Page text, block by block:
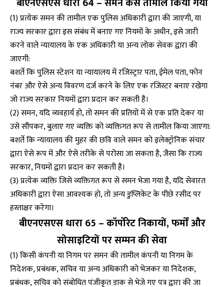
(1) प्रत्येक समन की तामील एक पुलिस अधिकारी द्वारा की जाएगी, या
राज्य सरकार द्वारा इस संबंध में बनाए गए नियमों के अधीन, इसे जारी
करने वाले न्यायालय के एक अधिकारी या अन्य लोक सेवक द्वारा की
जाएगी:
बशर्ते कि पुलिस स्टेशन या न्यायालय में रजिस्ट्रार पता, ईमेल पता, फोन
नंबर और ऐसे अन्य विवरण दर्ज करने के लिए एक रजिस्टर बनाए रखेगा
जो राज्य सरकार नियमों द्वारा प्रदान कर सकती है।
(2) समन, यदि व्यवहार्य हो, तो समन की प्रतियों में से एक प्रति देकर या
उसे सौंपकर, बुलाए गए व्यक्ति को व्यक्तिगत रूप से तामील किया जाएगा:
बशर्ते कि न्यायालय की मुहर की छवि वाले समन को इलेक्ट्रॉनिक संचार
द्वारा ऐसे रूप में और ऐसे तरीके से परोसा जा सकता है, जैसा कि राज्य
सरकार, नियमों द्वारा प्रदान कर सकती है।
(3) प्रत्येक व्यक्ति जिसे व्यक्तिगत रूप से समन भेजा गया है, यदि सेवारत
अधिकारी द्वारा ऐसा आवश्यक हो, तो अन्य डुप्लिकेट के पीछे रसीद पर
हस्ताक्षर करेगा।
बीएनएसएस धारा 65 – कॉर्पोरेट निकायों, फर्मों और
सोसाइटियों पर सम्मन की सेवा
(1) किसी कंपनी या निगम पर समन की तामील कंपनी या निगम के
निदेशक, प्रबंधक, सचिव या अन्य अधिकारी को भेजकर या निदेशक,
प्रबंधक, सचिव को संबोधित पंजीकृत डाक से भेजे गए पत्र द्वारा की जा